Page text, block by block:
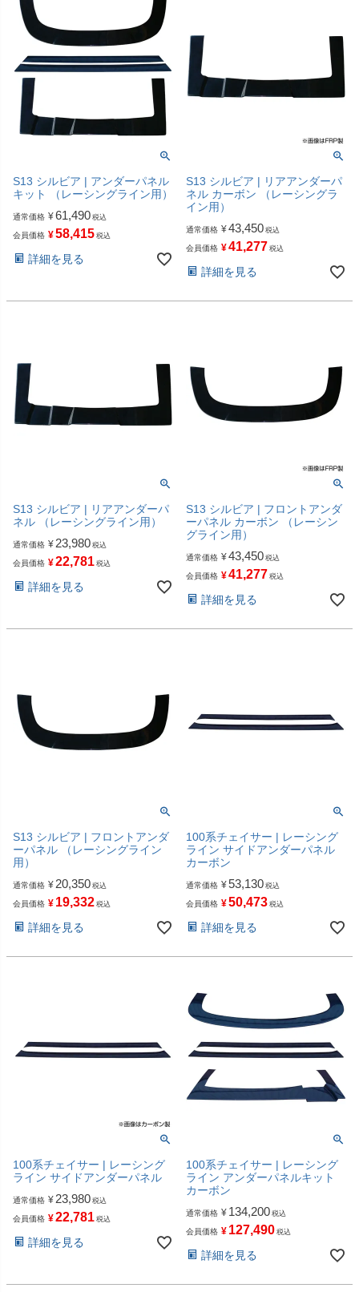
S13 シルビア | アンダーパネル
キット （レーシングライン用）
通常価格 ¥61,490 税込
会員価格 ¥58,415 税込
詳細を見る
S13 シルビア | リアアンダーパ
ネル カーボン （レーシングラ
イン用）
通常価格 ¥43,450 税込
会員価格 ¥41,277 税込
詳細を見る
S13 シルビア | リアアンダーパ
ネル （レーシングライン用）
通常価格 ¥ 23,980 税込
会員価格 ¥22,781 税込
詳細を見る
S13 シルビア | フロントアンダ
ーパネル カーボン （レーシン
グライン用）
通常価格 ¥43,450 税込
会員価格 ¥41,277 税込
詳細を見る
S13 シルビア | フロントアンダ
ーパネル （レーシングライン
用）
通常価格 ¥ 20,350 税込
会員価格 ¥ 19,332 税込
詳細を見る
100系チェイサー | レーシング
ライン サイドアンダーパネル
カーボン
通常価格 ¥53,130 税込
会員価格 ¥50,473 税込
詳細を見る
100系チェイサー | レーシング
ライン サイドアンダーパネル
通常価格 ¥ 23,980 税込
会員価格 ¥22,781 税込
詳細を見る
100系チェイサー | レーシング
ライン アンダーパネルキット
カーボン
通常価格 ¥ 134,200 税込
会員価格 ¥ 127,490 税込
詳細を見る